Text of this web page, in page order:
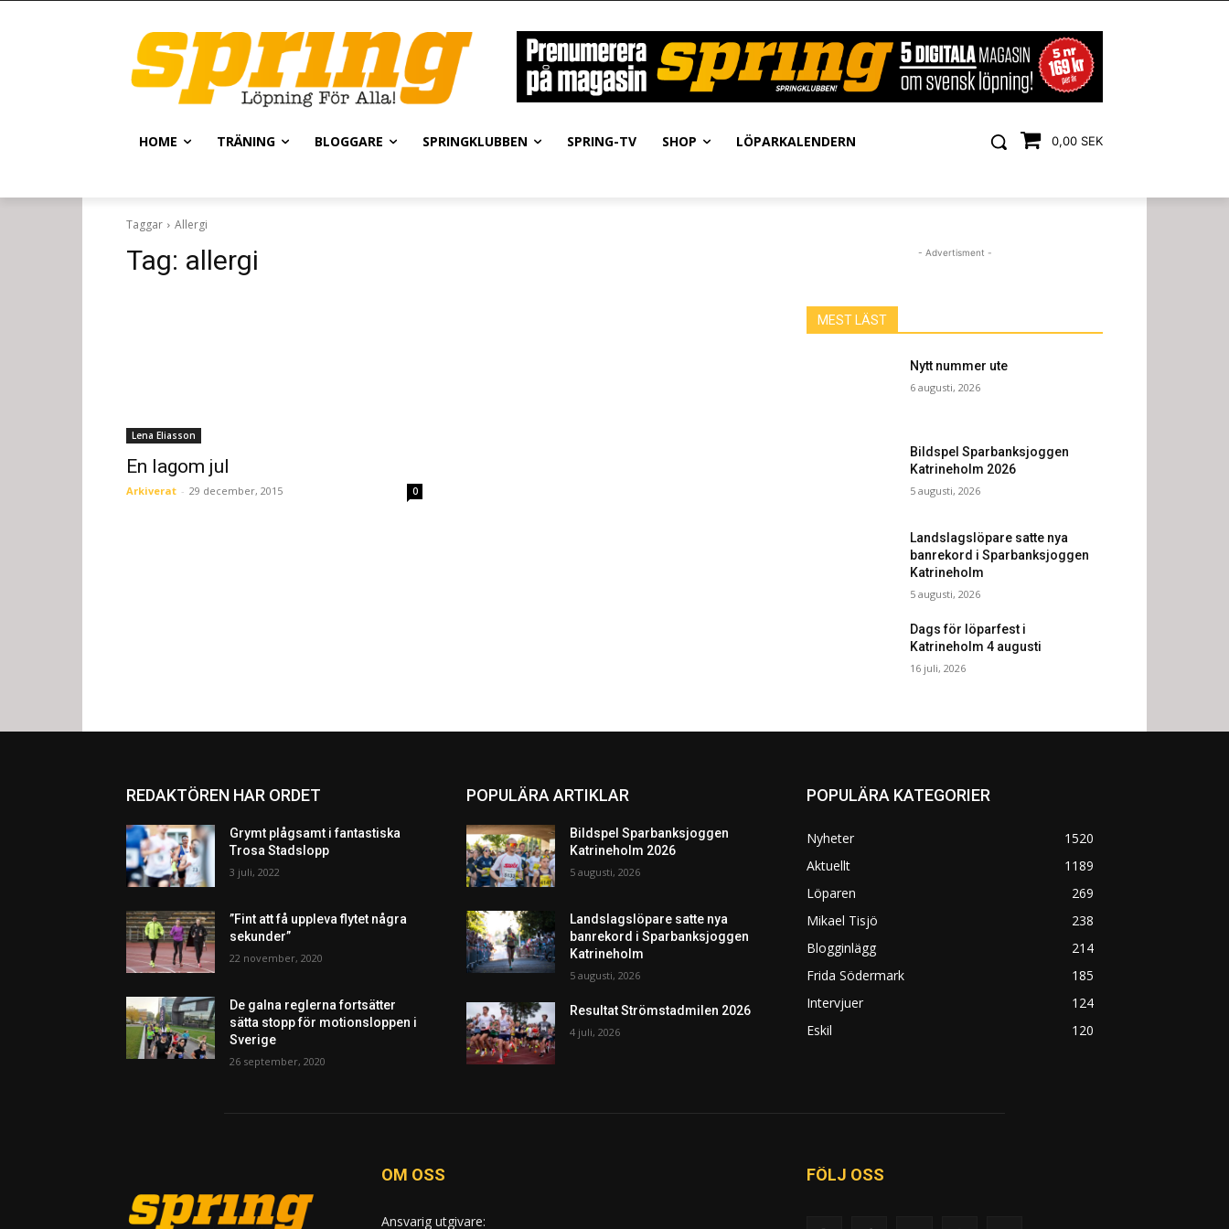
0,00 SEK
HOME TRÄNING BLOGGARE SPRINGKLUBBEN SPRING-TV SHOP LÖPARKALENDERN
Taggar Allergi
Tag: allergi
Lena Eliasson
En lagom jul
Arkiverat - 29 december, 2015 0
- Advertisment -
MEST LÄST
Nytt nummer ute
6 augusti, 2026
Bildspel Sparbanksjoggen
Katrineholm 2026
5 augusti, 2026
Landslagslöpare satte nya
banrekord i Sparbanksjoggen
Katrineholm
5 augusti, 2026
Dags för löparfest i
Katrineholm 4 augusti
16 juli, 2026
REDAKTÖREN HAR ORDET
Grymt plågsamt i fantastiska
Trosa Stadslopp
3 juli, 2022
”Fint att få uppleva flytet några
sekunder”
22 november, 2020
De galna reglerna fortsätter
sätta stopp för motionsloppen i
Sverige
26 september, 2020
POPULÄRA ARTIKLAR
Bildspel Sparbanksjoggen
Katrineholm 2026
5 augusti, 2026
Landslagslöpare satte nya
banrekord i Sparbanksjoggen
Katrineholm
5 augusti, 2026
Resultat Strömstadmilen 2026
4 juli, 2026
POPULÄRA KATEGORIER
Nyheter
1520
Aktuellt
1189
Löparen
269
Mikael Tisjö
238
Blogginlägg
214
Frida Södermark
185
Intervjuer
124
Eskil
120
OM OSS
Ansvarig utgivare:
FÖLJ OSS